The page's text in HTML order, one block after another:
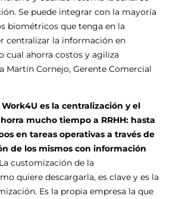
Se puede integrar con la mayoría
biométricos que tenga en la
centralizar la información en
cual ahorra costos y agiliza
Martín Cornejo, Gerente Comercial
es la centralización yel
mucho tiempo a RRHH: hasta
en tareas operativas a través de
de los mismos con información
customización de la
quiere descargarla, es clave y es la
Es la propia empresa la que